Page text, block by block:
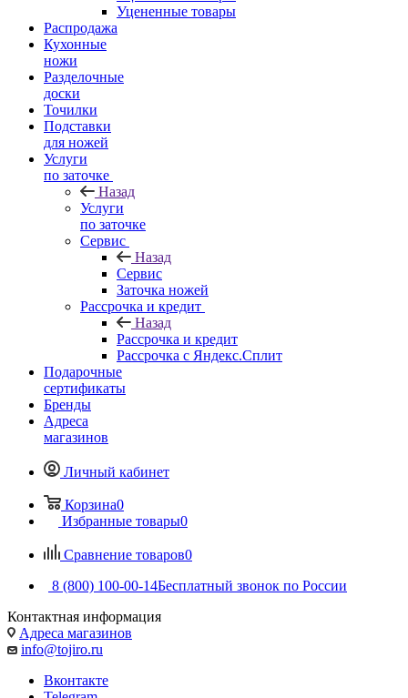
Уцененные товары
Распродажа
Кухонные
ножи
Разделочные
доски
Точилки
Подставки
для ножей
Услуги
по заточке
Назад
Услуги
по заточке
Сервис
Назад
Сервис
Заточка ножей
Рассрочка и кредит
Назад
Рассрочка и кредит
Рассрочка с Яндекс.Сплит
Подарочные
сертификаты
Бренды
Адреса
магазинов
Личный кабинет
Корзина0
Избранные товары0
Сравнение товаров0
8 (800) 100-00-14Бесплатный звонок по России
Контактная информация
Адреса магазинов
info@tojiro.ru
Вконтакте